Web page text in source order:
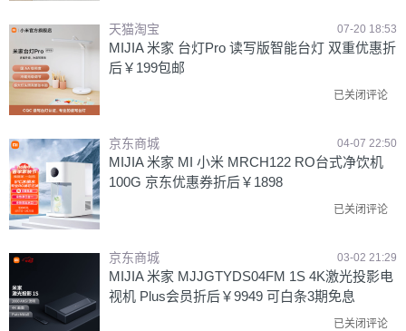
天猫淘宝 07-20 18:53
MIJIA 米家 台灯Pro 读写版智能台灯 双重优惠折
后￥199包邮
已关闭评论
京东商城 04-07 22:50
MIJIA 米家 MI 小米 MRCH122 RO台式净饮机
100G 京东优惠券折后￥1898
已关闭评论
京东商城 03-02 21:29
MIJIA 米家 MJJGTYDS04FM 1S 4K激光投影电
视机 Plus会员折后￥9949 可白条3期免息
已关闭评论